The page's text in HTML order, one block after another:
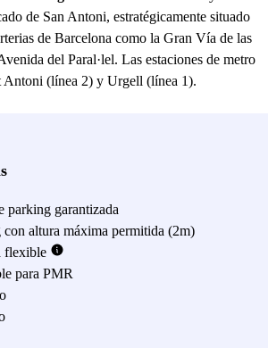
de San Antoni, estratégicamente situado
de Barcelona como la Gran Vía de las
del Paral·lel. Las estaciones de metro
Antoni (línea 2) y Urgell (línea 1).
parking garantizada
con altura máxima permitida (2m)
flexible
para PMR